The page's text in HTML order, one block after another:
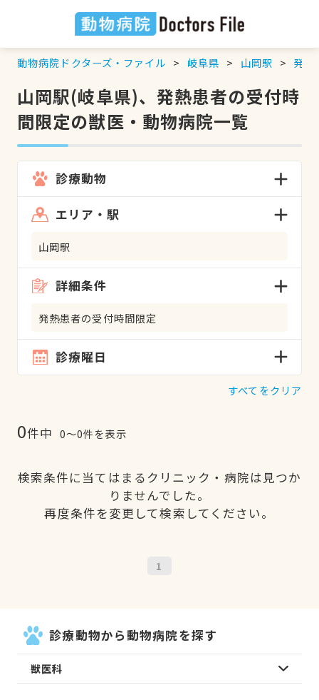
動物病院ドクターズ・ファイル 岐阜県 山岡駅 発熱
山岡駅(岐阜県)、発熱患者の受付時
間限定の獣医・動物病院一覧
診療動物
エリア・駅
山岡駅
詳細条件
発熱患者の受付時間限定
診療曜日
すべてをクリア
0件中 0〜0件を表示
検索条件に当てはまるクリニック・病院は見つか
りませんでした。
再度条件を変更して検索してください。
1
診療動物から動物病院を探す
獣医科